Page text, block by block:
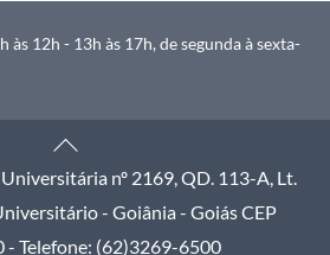
às 12h - 13h às 17h, de segunda à sexta-
Back
To
Top
nº 2169, QD. 113-A, Lt.
- Goiânia - Goiás CEP
- Telefone: (62)3269-6500